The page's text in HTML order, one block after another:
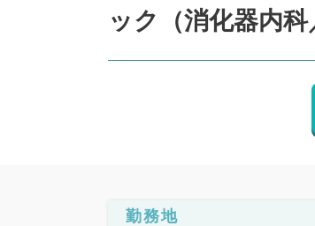
ック（消化器内科
勤務地